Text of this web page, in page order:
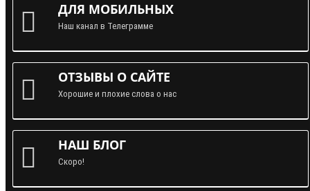
ДЛЯ МОБИЛЬНЫХ
Наш канал в Телеграмме
ОТЗЫВЫ О САЙТЕ
Хорошие и плохие слова о нас
НАШ БЛОГ
Скоро!